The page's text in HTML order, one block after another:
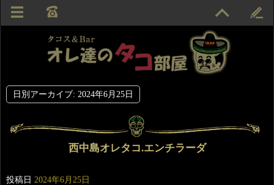
日別アーカイブ: 2024年6月25日
西中島オレタコ.エンチラーダ
投稿日 2024年6月25日